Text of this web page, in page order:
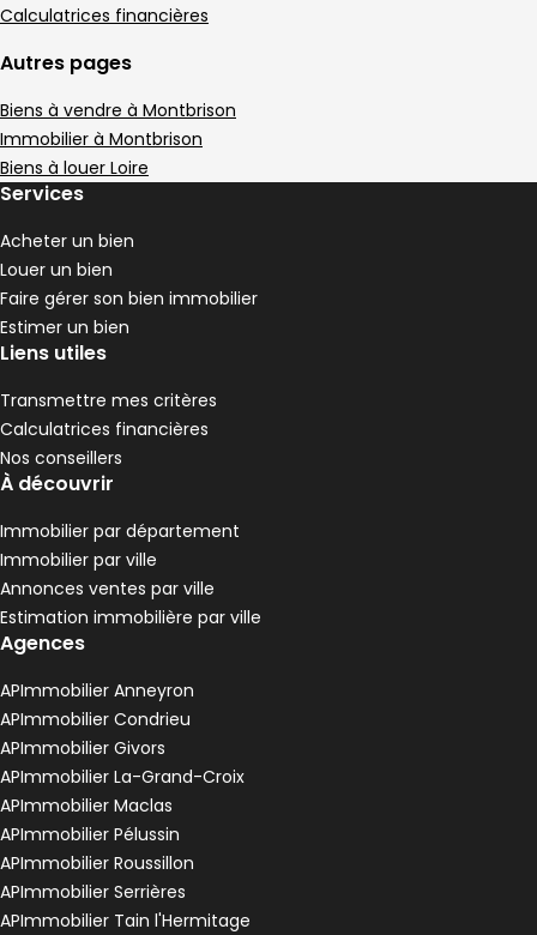
95 000 €
Écotay-l'Olme - 42600
Terrain
100 m² 5 pièces Écotay-l'Olme
Aller à l'image1
Aller à l'image2
Aller à l'image3
Aller à l'image4
Aller à l'image5
219 000 €
Écotay-l'Olme - 42600
Maison • 5 pièces • 100 m²
DPE :
,
Calculatrices financières
Autres pages
Biens à vendre à Montbrison
Immobilier à Montbrison
Biens à louer Loire
Services
Acheter un bien
Louer un bien
Faire gérer son bien immobilier
Estimer un bien
Liens utiles
Transmettre mes critères
Calculatrices financières
Nos conseillers
À découvrir
Immobilier par département
Immobilier par ville
Annonces ventes par ville
Estimation immobilière par ville
Agences
APImmobilier Anneyron
APImmobilier Condrieu
APImmobilier Givors
APImmobilier La-Grand-Croix
APImmobilier Maclas
APImmobilier Pélussin
APImmobilier Roussillon
APImmobilier Serrières
APImmobilier Tain l'Hermitage